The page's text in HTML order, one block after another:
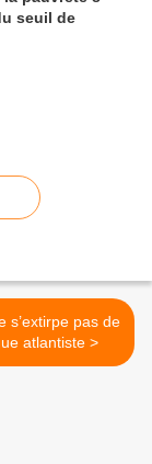
seuil de
s’extirpe pas de
la gangue atlantiste >